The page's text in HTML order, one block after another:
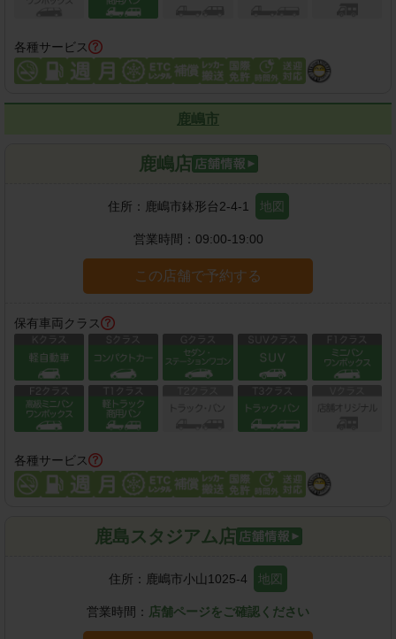
各種サービス
鹿嶋市
鹿嶋店
住所： 鹿嶋市鉢形台2-4-1 地図
営業時間： 09:00-19:00
この店舗で予約する
保有車両クラス
各種サービス
鹿島スタジアム店
住所： 鹿嶋市小山1025-4 地図
営業時間： 店舗ページをご確認ください